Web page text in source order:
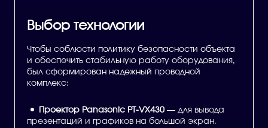
Выбор технологии
Чтобы соблюсти политику безопасности объекта
и обеспечить стабильную работу оборудования,
был сформирован надежный проводной
комплекс:
Проектор Panasonic PT-VX430 — для вывода
презентаций и графиков на большой экран.